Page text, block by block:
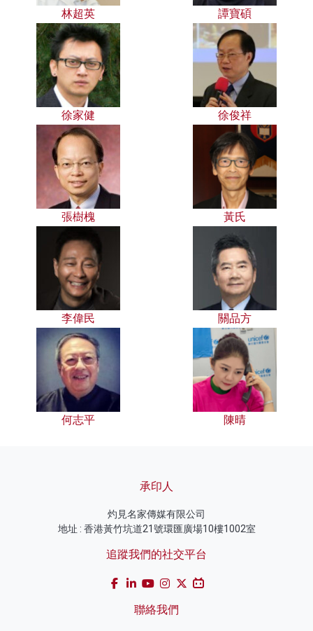
林超英 譚寶碩
徐家健 徐俊祥
張樹槐 黃氏
李偉民 關品方
何志平 陳晴
承印人
灼見名家傳媒有限公司
地址 : 香港黃竹坑道21號環匯廣場10樓1002室
追蹤我們的社交平台
聯絡我們